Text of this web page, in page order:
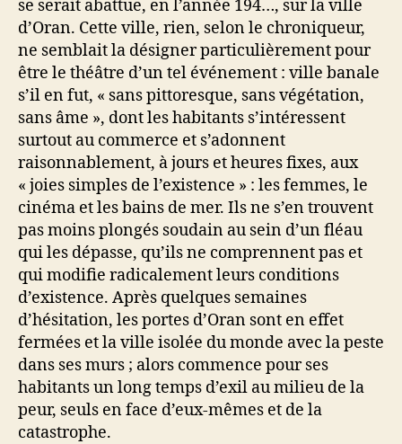
se serait abattue, en l’année 194…, sur la ville
d’Oran. Cette ville, rien, selon le chroniqueur,
ne semblait la désigner particulièrement pour
être le théâtre d’un tel événement : ville banale
s’il en fut, « sans pittoresque, sans végétation,
sans âme », dont les habitants s’intéressent
surtout au commerce et s’adonnent
raisonnablement, à jours et heures fixes, aux
« joies simples de l’existence » : les femmes, le
cinéma et les bains de mer. Ils ne s’en trouvent
pas moins plongés soudain au sein d’un fléau
qui les dépasse, qu’ils ne comprennent pas et
qui modifie radicalement leurs conditions
d’existence. Après quelques semaines
d’hésitation, les portes d’Oran sont en effet
fermées et la ville isolée du monde avec la peste
dans ses murs ; alors commence pour ses
habitants un long temps d’exil au milieu de la
peur, seuls en face d’eux-mêmes et de la
catastrophe.